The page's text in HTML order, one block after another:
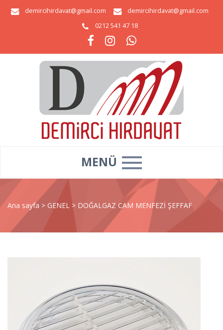
demircihirdavat@gmail.com
demircihirdavat@gmail.com
0212 541 47 18
MENÜ
Ana sayfa > GENEL > DOĞALGAZ CAM MENFEZİ ŞEFFAF